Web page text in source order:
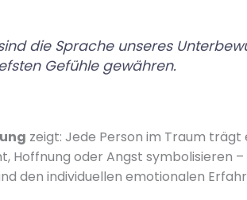
die Sprache unseres
Gefühle gewähren.
zeigt: Jede Person im Traum trägt
Hoffnung oder Angst symbolisieren
den individuellen emotionalen